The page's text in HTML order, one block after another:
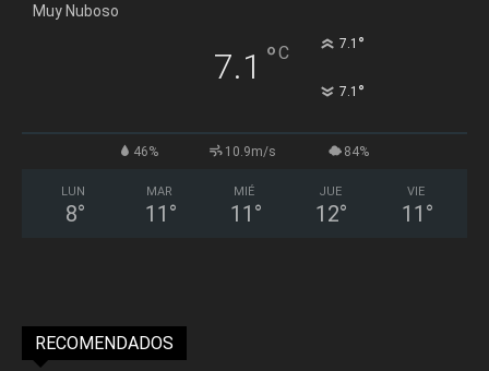
Muy Nuboso
7.1 °C 7.1 °
7.1 °
46% 10.9m/s 84%
LUN
8°
MAR
11 °
MIÉ
11 °
JUE
12°
VIE
11 °
RECOMENDADOS